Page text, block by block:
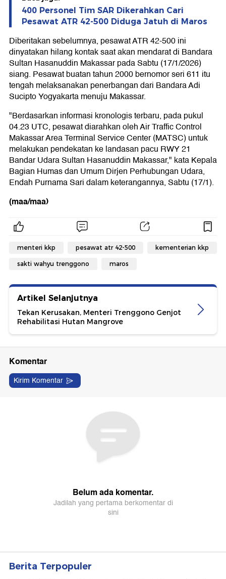
400 Personel Tim SAR Dikerahkan Cari
Pesawat ATR 42-500 Diduga Jatuh di Maros
Diberitakan sebelumnya, pesawat ATR 42-500 ini
dinyatakan hilang kontak saat akan mendarat di Bandara
Sultan Hasanuddin Makassar pada Sabtu (17/1/2026)
siang. Pesawat buatan tahun 2000 bernomor seri 611 itu
tengah melaksanakan penerbangan dari Bandara Adi
Sucipto Yogyakarta menuju Makassar.
"Berdasarkan informasi kronologis terbaru, pada pukul
04.23 UTC, pesawat diarahkan oleh Air Traffic Control
Makassar Area Terminal Service Center (MATSC) untuk
melakukan pendekatan ke landasan pacu RWY 21
Bandar Udara Sultan Hasanuddin Makassar," kata Kepala
Bagian Humas dan Umum Dirjen Perhubungan Udara,
Endah Purnama Sari dalam keterangannya, Sabtu (17/1).
(maa/maa)
menteri kkp pesawat atr 42-500 kementerian kkp
sakti wahyu trenggono maros
Artikel Selanjutnya
Tekan Kerusakan, Menteri Trenggono Genjot
Rehabilitasi Hutan Mangrove
Berita Terpopuler